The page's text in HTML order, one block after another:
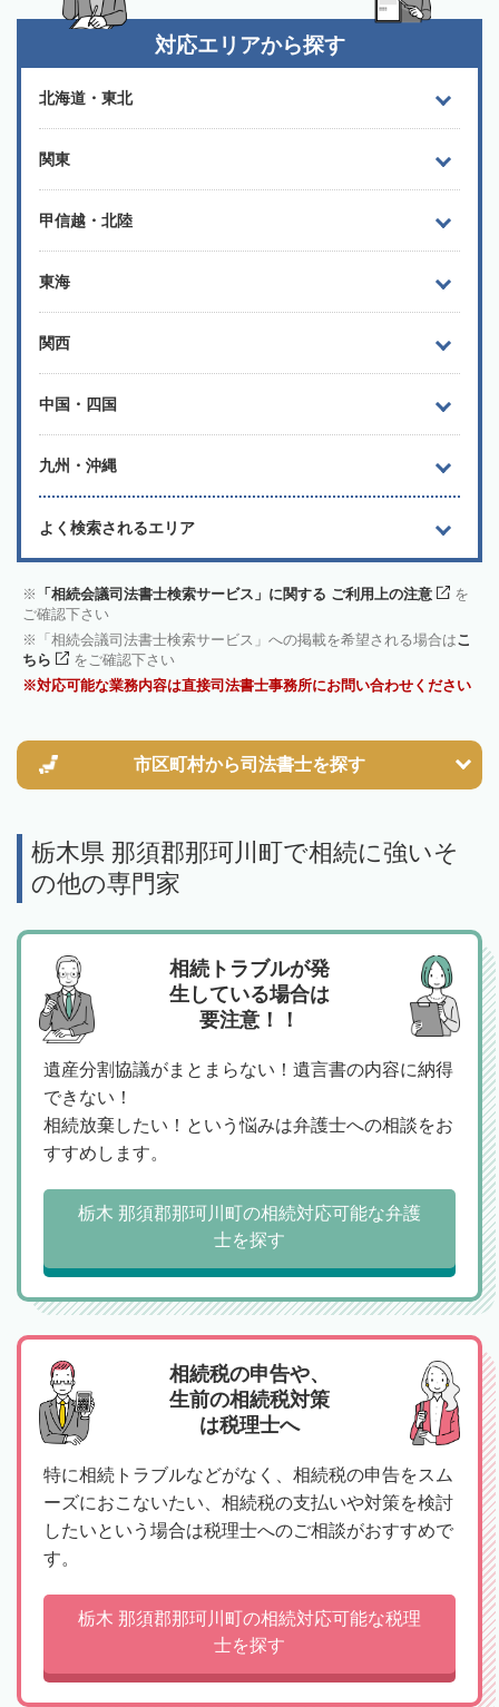
対応エリアから探す
北海道・東北
関東
甲信越・北陸
東海
関西
中国・四国
九州・沖縄
よく検索されるエリア
「相続会議司法書士検索サービス」に関する ご利用上の注意
を
ご確認下さい
「相続会議司法書士検索サービス」への掲載を希望される場合はこ
ちら
をご確認下さい
対応可能な業務内容は直接司法書士事務所にお問い合わせください
市区町村から司法書士を探す
栃木県 那須郡那珂川町で相続に強いそ
の他の専門家
相続トラブルが発
生している場合は
要注意！！
遺産分割協議がまとまらない！遺言書の内容に納得
できない！
相続放棄したい！という悩みは弁護士への相談をお
すすめします。
栃木 那須郡那珂川町の相続対応可能な弁護
士を探す
相続税の申告や、
生前の相続税対策
は税理士へ
特に相続トラブルなどがなく、相続税の申告をスム
ーズにおこないたい、相続税の支払いや対策を検討
したいという場合は税理士へのご相談がおすすめで
す。
栃木 那須郡那珂川町の相続対応可能な税理
士を探す